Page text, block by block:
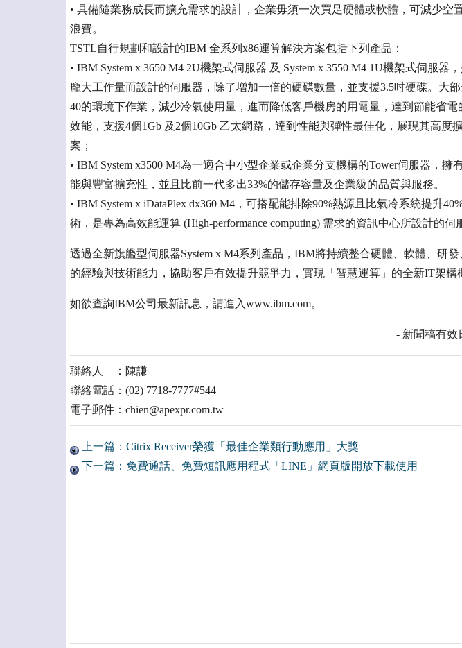
• 具備隨業務成長而擴充需求的設計，企業毋須一次買足硬體或軟體，可減少空
浪費。
TSTL自行規劃和設計的IBM 全系列x86運算解決方案包括下列產品：
• IBM System x 3650 M4 2U機架式伺服器 及 System x 3550 M4 1U機架式伺服器
龐大工作量而設計的伺服器，除了增加一倍的硬碟數量，並支援3.5吋硬碟。大
40的環境下作業，減少冷氣使用量，進而降低客戶機房的用電量，達到節能省
效能，支援4個1Gb 及2個10Gb 乙太網路，達到性能與彈性最佳化，展現其高度
案；
• IBM System x3500 M4為一適合中小型企業或企業分支機構的Tower伺服器，擁
能與豐富擴充性，並且比前一代多出33%的儲存容量及企業級的品質與服務。
• IBM System x iDataPlex dx360 M4，可搭配能排除90%熱源且比氣冷系統提升
術，是專為高效能運算 (High-performance computing) 需求的資訊中心所設計的伺
透過全新旗艦型伺服器System x M4系列產品，IBM將持續整合硬體、軟體、研
的經驗與技術能力，協助客戶有效提升競爭力，實現「智慧運算」的全新IT架構
如欲查詢IBM公司最新訊息，請進入www.ibm.com。
- 新聞稿有效
聯絡人 ：陳謙
聯絡電話：(02) 7718-7777#544
電子郵件：chien@apexpr.com.tw
上一篇：Citrix Receiver榮獲「最佳企業類行動應用」大獎
下一篇：免費通話、免費短訊應用程式「LINE」網頁版開放下載使用